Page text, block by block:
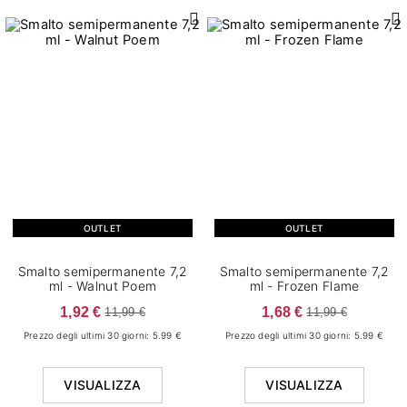
OUTLET
Smalto semipermanente 7,2
ml - Walnut Poem
1,92 € 11,99 €
Prezzo degli ultimi 30 giorni: 5.99 €
VISUALIZZA
OUTLET
Smalto semipermanente 7,2
ml - Frozen Flame
1,68 € 11,99 €
Prezzo degli ultimi 30 giorni: 5.99 €
VISUALIZZA